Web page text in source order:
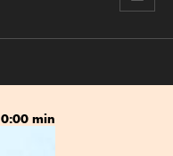
0:00 min